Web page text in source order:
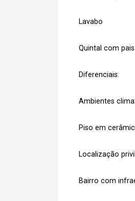
Lavabo
Quintal com
Diferenciais:
Ambientes
Piso em
Localização
Bairro com